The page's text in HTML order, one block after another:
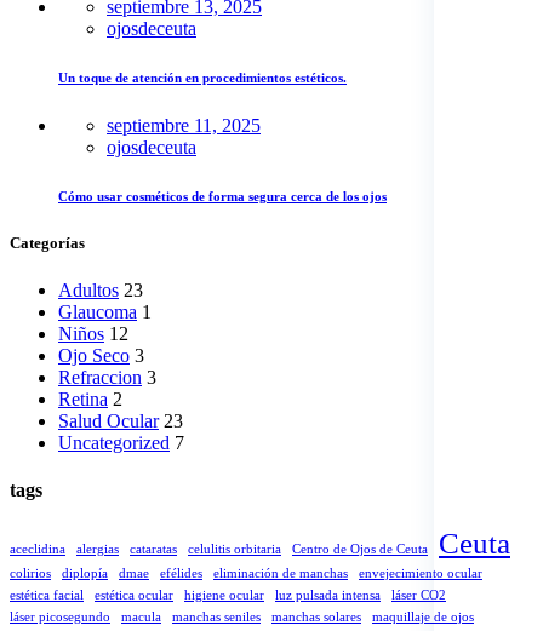
septiembre 13, 2025
ojosdeceuta
Un toque de atención en procedimientos estéticos.
septiembre 11, 2025
ojosdeceuta
Cómo usar cosméticos de forma segura cerca de los ojos
Categorías
Adultos 23
Glaucoma 1
Niños 12
Ojo Seco 3
Refraccion 3
Retina 2
Salud Ocular 23
Uncategorized 7
tags
aceclidina alergias cataratas celulitis orbitaria Centro de Ojos de Ceuta Ceuta
colirios diplopía dmae efélides eliminación de manchas
envejecimiento ocular
estética facial
estética ocular higiene ocular luz pulsada intensa
láser CO2
láser picosegundo
macula manchas seniles manchas solares
maquillaje de ojos